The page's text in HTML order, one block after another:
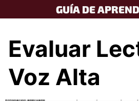
to
GUÍA DE
Evaluar
Voz Alta